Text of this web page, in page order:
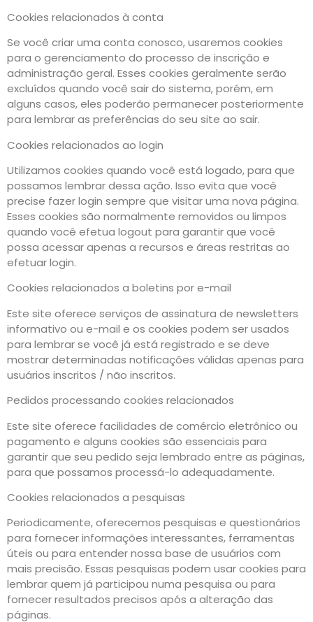
Cookies relacionados à conta
Se você criar uma conta conosco, usaremos cookies
para o gerenciamento do processo de inscrição e
administração geral. Esses cookies geralmente serão
excluídos quando você sair do sistema, porém, em
alguns casos, eles poderão permanecer posteriormente
para lembrar as preferências do seu site ao sair.
Cookies relacionados ao login
Utilizamos cookies quando você está logado, para que
possamos lembrar dessa ação. Isso evita que você
precise fazer login sempre que visitar uma nova página.
Esses cookies são normalmente removidos ou limpos
quando você efetua logout para garantir que você
possa acessar apenas a recursos e áreas restritas ao
efetuar login.
Cookies relacionados a boletins por e-mail
Este site oferece serviços de assinatura de newsletters
informativo ou e-mail e os cookies podem ser usados
para lembrar se você já está registrado e se deve
mostrar determinadas notificações válidas apenas para
usuários inscritos / não inscritos.
Pedidos processando cookies relacionados
Este site oferece facilidades de comércio eletrônico ou
pagamento e alguns cookies são essenciais para
garantir que seu pedido seja lembrado entre as páginas,
para que possamos processá-lo adequadamente.
Cookies relacionados a pesquisas
Periodicamente, oferecemos pesquisas e questionários
para fornecer informações interessantes, ferramentas
úteis ou para entender nossa base de usuários com
mais precisão. Essas pesquisas podem usar cookies para
lembrar quem já participou numa pesquisa ou para
fornecer resultados precisos após a alteração das
páginas.